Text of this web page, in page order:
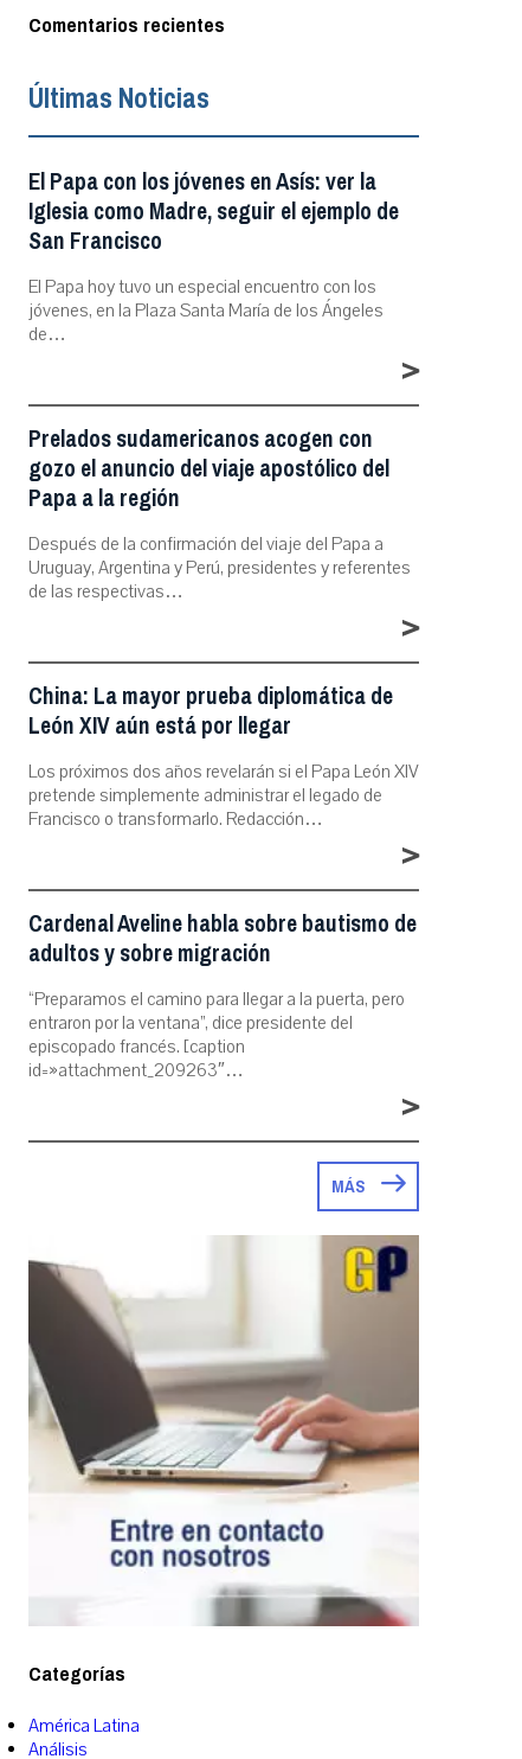
Comentarios recientes
Últimas Noticias
El Papa con los jóvenes en Asís: ver la
Iglesia como Madre, seguir el ejemplo de
San Francisco
El Papa hoy tuvo un especial encuentro con los
jóvenes, en la Plaza Santa María de los Ángeles
de…
>
Prelados sudamericanos acogen con
gozo el anuncio del viaje apostólico del
Papa a la región
Después de la confirmación del viaje del Papa a
Uruguay, Argentina y Perú, presidentes y referentes
de las respectivas…
>
China: La mayor prueba diplomática de
León XIV aún está por llegar
Los próximos dos años revelarán si el Papa León XIV
pretende simplemente administrar el legado de
Francisco o transformarlo. Redacción…
>
Cardenal Aveline habla sobre bautismo de
adultos y sobre migración
“Preparamos el camino para llegar a la puerta, pero
entraron por la ventana”, dice presidente del
episcopado francés. [caption
id=»attachment_209263″…
>
MÁS
Categorías
América Latina
Análisis